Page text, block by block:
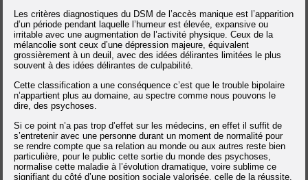
Les critères diagnostiques du DSM de l’accès manique est l’apparition
d’un période pendant laquelle l’humeur est élevée, expansive ou
irritable avec une augmentation de l’activité physique. Ceux de la
mélancolie sont ceux d’une dépression majeure, équivalent
grossièrement à un deuil, avec des idées délirantes limitées le plus
souvent à des idées délirantes de culpabilité.
Cette classification a une conséquence c’est que le trouble bipolaire
n’appartient plus au domaine, au spectre comme nous pouvons le
dire, des psychoses.
Si ce point n’a pas trop d’effet sur les médecins, en effet il suffit de
s’entretenir avec une personne durant un moment de normalité pour
se rendre compte que sa relation au monde ou aux autres reste bien
particulière, pour le public cette sortie du monde des psychoses,
normalise cette maladie à l’évolution dramatique, voire sublime ce
signifiant du côté d’une position sociale valorisée, celle de la réussite.